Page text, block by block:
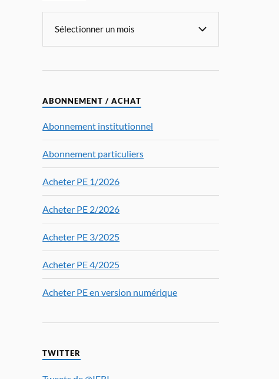
ABONNEMENT / ACHAT
Abonnement institutionnel
Abonnement particuliers
Acheter PE 1/2026
Acheter PE 2/2026
Acheter PE 3/2025
Acheter PE 4/2025
Acheter PE en version numérique
TWITTER